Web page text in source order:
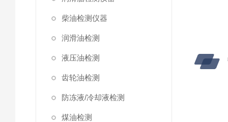
柴油检测仪器
润滑油检测
液压油检测
齿轮油检测
防冻液/冷却液检测
煤油检测